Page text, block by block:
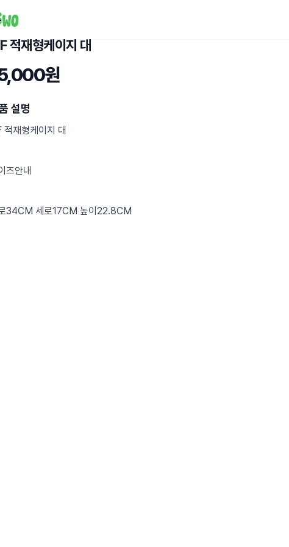
적재형케이지 대
원
설명
적재형케이지 대
즈안내
34CM 세로17CM 높이22.8CM